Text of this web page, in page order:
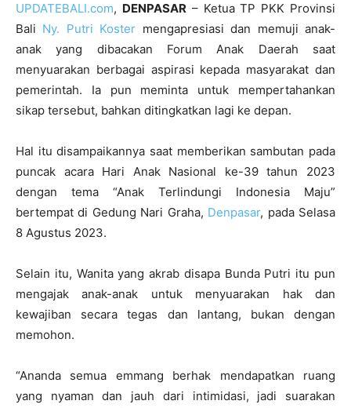
UPDATEBALI.com, DENPASAR– Ketua TP PKK Provinsi
Bali Ny. Putri Koster mengapresiasi dan memuji anak-
anak yang dibacakan Forum Anak Daerah saat
menyuarakan berbagai aspirasi kepada masyarakat dan
pemerintah. Ia pun meminta untuk mempertahankan
sikap tersebut, bahkan ditingkatkan lagi ke depan.
Hal itu disampaikannya saat memberikan sambutan pada
puncak acara Hari Anak Nasional ke-39 tahun 2023
dengan tema “Anak Terlindungi Indonesia Maju”
bertempat di Gedung Nari Graha, Denpasar, pada Selasa
8 Agustus 2023.
Selain itu, Wanita yang akrab disapa Bunda Putri itu pun
mengajak anak-anak untuk menyuarakan hak dan
kewajiban secara tegas dan lantang, bukan dengan
memohon.
“Ananda semua emmang berhak mendapatkan ruang
yang nyaman dan jauh dari intimidasi, jadi suarakan